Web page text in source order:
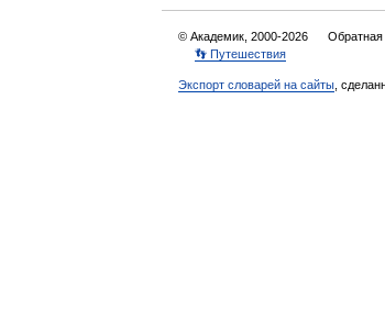
© Академик, 2000-2026 Обратная
👣 Путешествия
Экспорт словарей на сайты ,